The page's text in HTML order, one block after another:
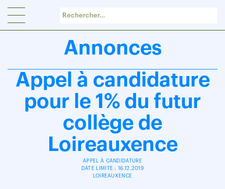
Annonces
Appel à candidature
pour le 1% du futur
collège de
Loireauxence
APPEL À CANDIDATURE
DATE LIMITE : 16.12.2019
LOIREAUXENCE